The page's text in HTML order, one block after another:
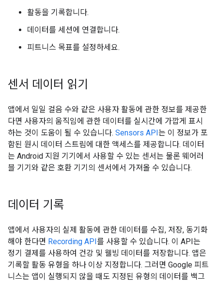
활동을 기록합니다.
데이터를 세션에 연결합니다.
피트니스 목표를 설정하세요.
센서 데이터 읽기
앱에서 일일 걸음 수와 같은 사용자 활동에 관한 정보를 제공한
다면 사용자의 움직임에 관한 데이터를 실시간에 가깝게 표시
하는 것이 도움이 될 수 있습니다. Sensors API는 이 정보가 포
함된 원시 데이터 스트림에 대한 액세스를 제공합니다. 데이터
는 Android 지원 기기에서 사용할 수 있는 센서는 물론 웨어러
블 기기와 같은 호환 기기의 센서에서 가져올 수 있습니다.
데이터 기록
앱에서 사용자의 실제 활동에 관한 데이터를 수집, 저장, 동기화
해야 한다면 Recording API를 사용할 수 있습니다. 이 API는
정기 결제를 사용하여 건강 및 웰빙 데이터를 저장합니다. 앱은
기록할 활동 유형을 하나 이상 지정합니다. 그러면 Google 피트
니스는 앱이 실행되지 않을 때도 지정된 유형의 데이터를 백그